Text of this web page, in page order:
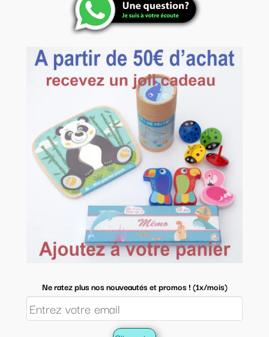
Ne ratez plus nos nouveautés et promos ! (1x/mois)